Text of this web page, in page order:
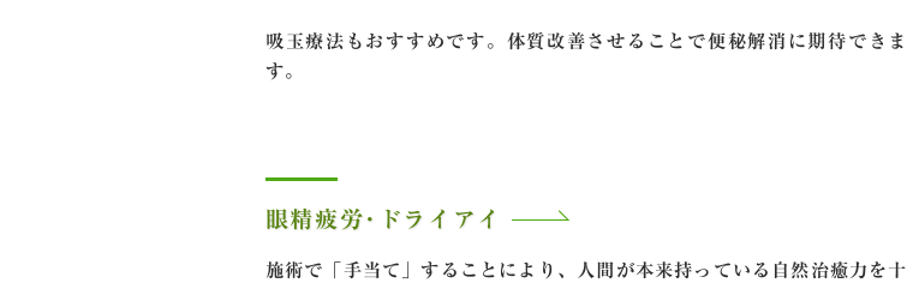
吸玉療法もおすすめです。体質改善させることで便秘解消に期待できま
す。
眼精疲労･ドライアイ
施術で「手当て」することにより、人間が本来持っている自然治癒力を十